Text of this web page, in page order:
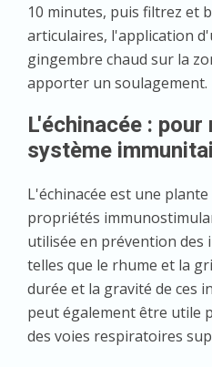
10 minutes, puis filtrez et
articulaires, l'application
gingembre chaud sur la
apporter un soulagement.
L'échinacée :
système
L'échinacée est une
propriétés
utilisée en prévention des
telles que le rhume et la
durée et la gravité de ces
peut également être utile
des voies respiratoires